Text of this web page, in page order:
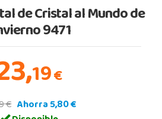
de Cristal al Mundo de
9471
19€
€ Ahorra 5,80 €